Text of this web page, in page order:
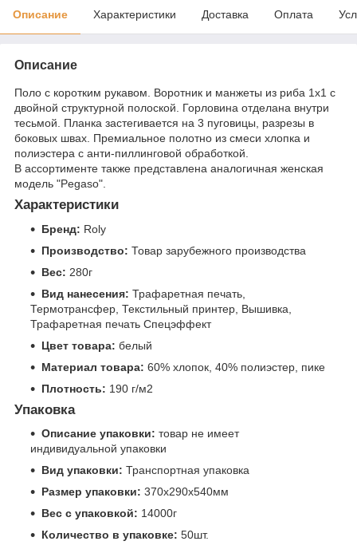
Описание Характеристики Доставка Оплата
Описание
Поло с коротким рукавом. Воротник и манжеты из риба 1х1 с
двойной структурной полоской. Горловина отделана внутри
тесьмой. Планка застегивается на 3 пуговицы, разрезы в
боковых швах. Премиальное полотно из смеси хлопка и
полиэстера с анти-пиллинговой обработкой.
В ассортименте также представлена аналогичная женская
модель "Pegaso".
Характеристики
Бренд: Roly
Производство: Товар зарубежного производства
Вес: 280г
Вид нанесения: Трафаретная печать,
Термотрансфер, Текстильный принтер, Вышивка,
Трафаретная печать Спецэффект
Цвет товара: белый
Материал товара: 60% хлопок, 40% полиэстер, пике
Плотность: 190 г/м2
Упаковка
Описание упаковки: товар не имеет
индивидуальной упаковки
Вид упаковки: Транспортная упаковка
Размер упаковки: 370x290x540мм
Вес с упаковкой: 14000г
Количество в упаковке: 50шт.